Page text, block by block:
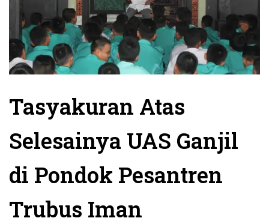
Tasyakuran Atas
Selesainya UAS Ganjil
di Pondok Pesantren
Trubus Iman